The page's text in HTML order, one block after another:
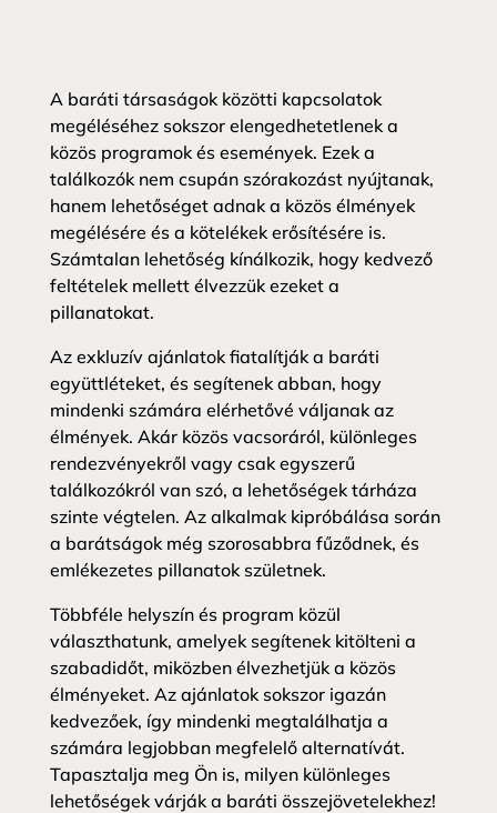
A baráti társaságok közötti kapcsolatok
megéléséhez sokszor elengedhetetlenek a
közös programok és események. Ezek a
találkozók nem csupán szórakozást nyújtanak,
hanem lehetőséget adnak a közös élmények
megélésére és a kötelékek erősítésére is.
Számtalan lehetőség kínálkozik, hogy kedvező
feltételek mellett élvezzük ezeket a
pillanatokat.
Az exkluzív ajánlatok fiatalítják a baráti
együttléteket, és segítenek abban, hogy
mindenki számára elérhetővé váljanak az
élmények. Akár közös vacsoráról, különleges
rendezvényekről vagy csak egyszerű
találkozókról van szó, a lehetőségek tárháza
szinte végtelen. Az alkalmak kipróbálása során
a barátságok még szorosabbra fűződnek, és
emlékezetes pillanatok születnek.
Többféle helyszín és program közül
választhatunk, amelyek segítenek kitölteni a
szabadidőt, miközben élvezhetjük a közös
élményeket. Az ajánlatok sokszor igazán
kedvezőek, így mindenki megtalálhatja a
számára legjobban megfelelő alternatívát.
Tapasztalja meg Ön is, milyen különleges
lehetőségek várják a baráti összejövetelekhez!